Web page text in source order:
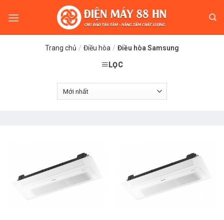
Trang chủ / Điều hòa / Điều hòa Samsung
LỌC